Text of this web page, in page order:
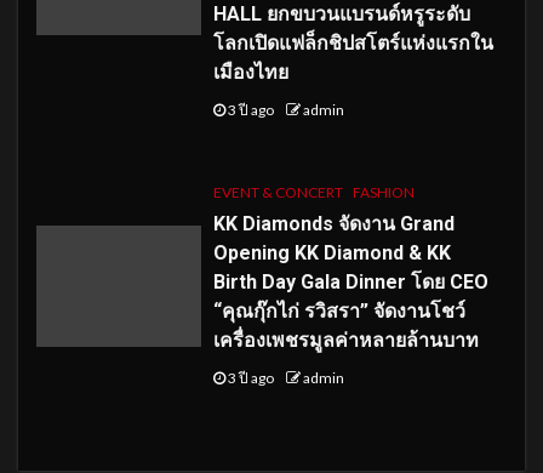
HALL ยกขบวนแบรนด์หรูระดับ
โลกเปิดแฟล็กชิปสโตร์แห่งแรกใน
เมืองไทย
3 ปี ago admin
EVENT & CONCERT FASHION
KK Diamonds จัดงาน Grand
Opening KK Diamond & KK
Birth Day Gala Dinner โดย CEO
“คุณกุ๊กไก่ รวิสรา” จัดงานโชว์
เครื่องเพชรมูลค่าหลายล้านบาท
3 ปี ago admin